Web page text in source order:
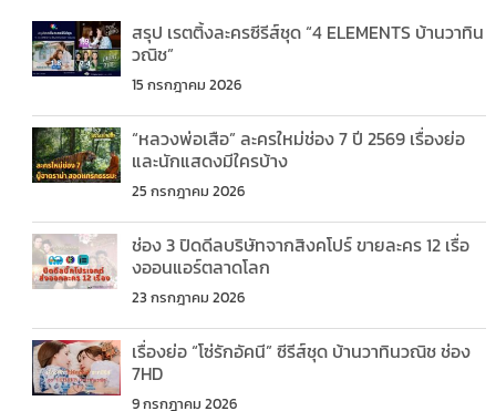
สรุป เรตติ้งละครซีรีส์ชุด “4 ELEMENTS บ้านวาทิน
วณิช”
15 กรกฎาคม 2026
“หลวงพ่อเสือ” ละครใหม่ช่อง 7 ปี 2569 เรื่องย่อ
และนักแสดงมีใครบ้าง
25 กรกฎาคม 2026
ช่อง 3 ปิดดีลบริษัทจากสิงคโปร์ ขายละคร 12 เรื่อ
งออนแอร์ตลาดโลก
23 กรกฎาคม 2026
เรื่องย่อ “โซ่รักอัคนี” ซีรีส์ชุด บ้านวาทินวณิช ช่อง
7HD
9 กรกฎาคม 2026